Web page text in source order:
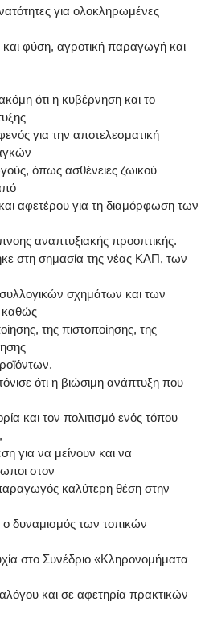
για ολοκληρωμένες
και φύση, αγροτική παραγωγή και
ότι η κυβέρνηση και το
για την αποτελεσματική
όπως ασθένειες ζωικού
αφετέρου για τη διαμόρφωση των
αναπτυξιακής προοπτικής.
στη σημασία της νέας ΚΑΠ, των
σχημάτων και των
της πιστοποίησης, της
ότι η βιώσιμη ανάπτυξη που
και τον πολιτισμό ενός τόπου
για να μείνουν και να
στον
καλύτερη θέση στην
ο δυναμισμός των τοπικών
στο Συνέδριο «Κληρονομήματα
και σε αφετηρία πρακτικών